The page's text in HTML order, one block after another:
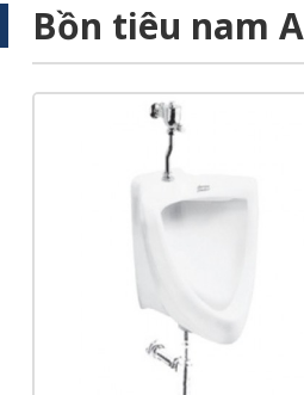
Bồn tiêu nam